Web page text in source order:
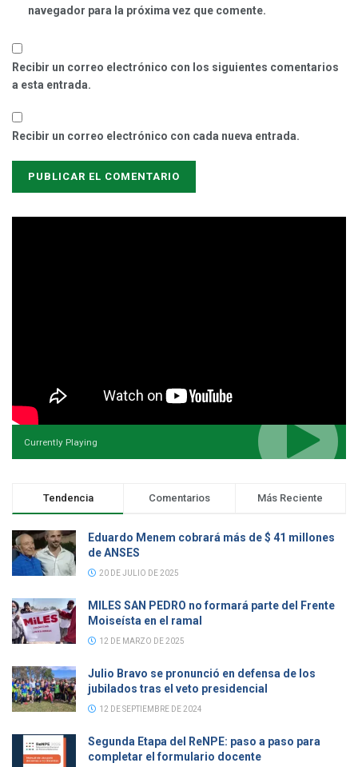
navegador para la próxima vez que comente.
Recibir un correo electrónico con los siguientes comentarios
a esta entrada.
Recibir un correo electrónico con cada nueva entrada.
Currently Playing
Tendencia Comentarios Más Reciente
Eduardo Menem cobrará más de $ 41 millones
de ANSES
20 DE JULIO DE 2025
MILES SAN PEDRO no formará parte del Frente
Moiseísta en el ramal
12 DE MARZO DE 2025
Julio Bravo se pronunció en defensa de los
jubilados tras el veto presidencial
12 DE SEPTIEMBRE DE 2024
Segunda Etapa del ReNPE: paso a paso para
completar el formulario docente